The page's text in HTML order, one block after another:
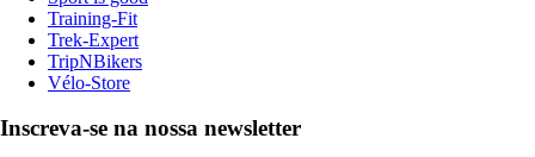
Training-Fit
Trek-Expert
TripNBikers
Vélo-Store
Inscreva-se na nossa newsletter